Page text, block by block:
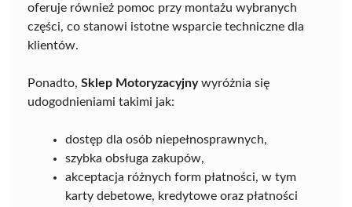
oferuje również pomoc przy montażu wybranych
części, co stanowi istotne wsparcie techniczne dla
klientów.
Ponadto, Sklep Motoryzacyjnywyróżnia się
udogodnieniami takimi jak:
dostęp dla osób niepełnosprawnych,
szybka obsługa zakupów,
akceptacja różnych form płatności, w tym
karty debetowe, kredytowe oraz płatności